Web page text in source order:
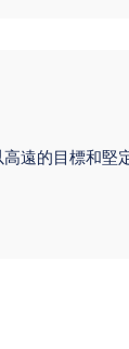
遠的目標和